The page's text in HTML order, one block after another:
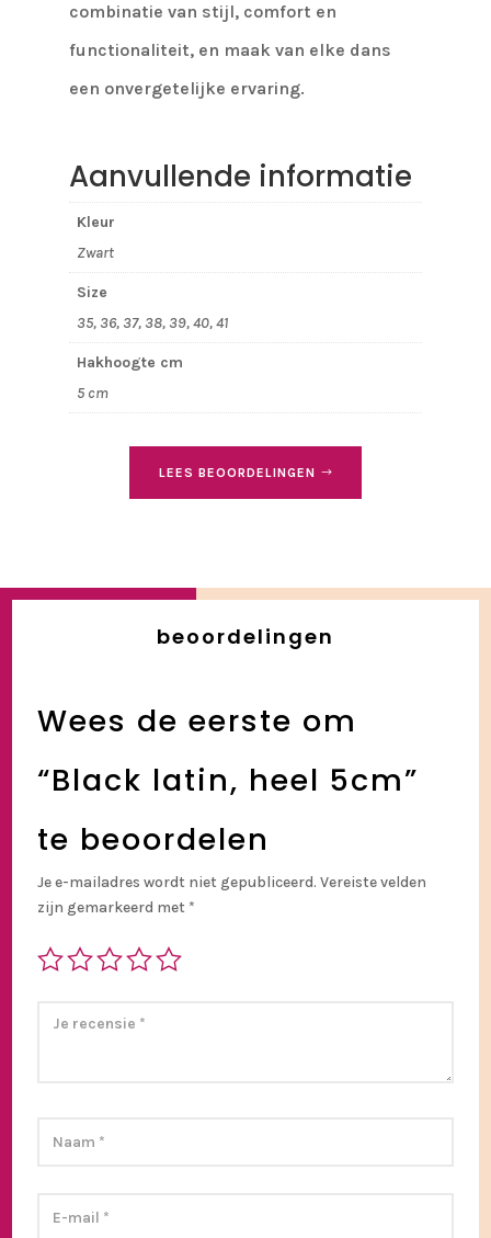
combinatie van stijl, comfort en
functionaliteit, en maak van elke dans
een onvergetelijke ervaring.
Aanvullende informatie
Kleur
Zwart
Size
35, 36, 37, 38, 39, 40, 41
Hakhoogte cm
5 cm
LEES BEOORDELINGEN
beoordelingen
Wees de eerste om
“Black latin, heel 5cm”
te beoordelen
Je e-mailadres wordt niet gepubliceerd. Vereiste velden
zijn gemarkeerd met *